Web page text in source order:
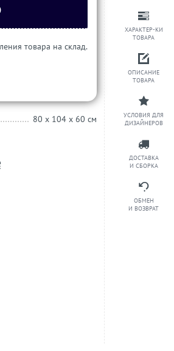
ХАРАКТЕР-КИ
ТОВАРА
ОПИСАНИЕ
ТОВАРА
УСЛОВИЯ ДЛЯ
ДИЗАЙНЕРОВ
ДОСТАВКА
И СБОРКА
ОБМЕН
И ВОЗВРАТ
товара на склад.
80 x 104 x 60 см